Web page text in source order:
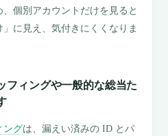
個別アカウントだけを見ると
」に見え、気付きにくくなりま
フィングや一般的な総当た
ングは、漏えい済みの ID とパ